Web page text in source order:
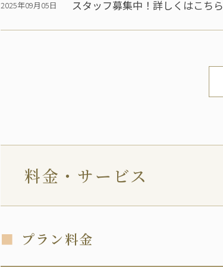
2025年09月05日 スタッフ募集中！詳しくはこちら
料金・サービス
プラン料金